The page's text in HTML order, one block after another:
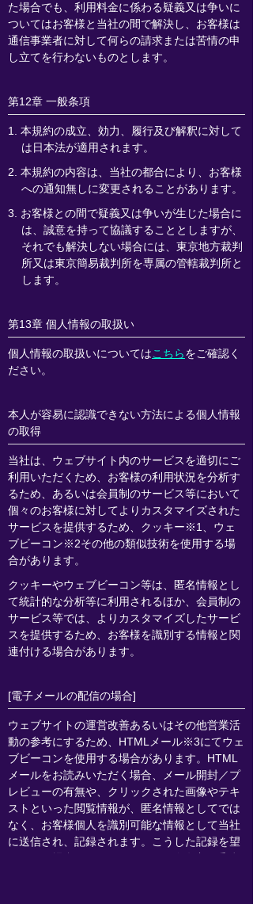
た場合でも、利用料金に係わる疑義又は争いに
ついてはお客様と当社の間で解決し、お客様は
通信事業者に対して何らの請求または苦情の申
し立てを行わないものとします。
第12章 一般条項
1. 本規約の成立、効力、履行及び解釈に対して
は日本法が適用されます。
2. 本規約の内容は、当社の都合により、お客様
への通知無しに変更されることがあります。
3. お客様との間で疑義又は争いが生じた場合に
は、誠意を持って協議することとしますが、
それでも解決しない場合には、東京地方裁判
所又は東京簡易裁判所を専属の管轄裁判所と
します。
第13章 個人情報の取扱い
個人情報の取扱いについてはこちらをご確認く
ださい。
本人が容易に認識できない方法による個人情報
の取得
当社は、ウェブサイト内のサービスを適切にご
利用いただくため、お客様の利用状況を分析す
るため、あるいは会員制のサービス等において
個々のお客様に対してよりカスタマイズされた
サービスを提供するため、クッキー※1、ウェ
ブビーコン※2その他の類似技術を使用する場
合があります。
クッキーやウェブビーコン等は、匿名情報とし
て統計的な分析等に利用されるほか、会員制の
サービス等では、よりカスタマイズしたサービ
スを提供するため、お客様を識別する情報と関
連付ける場合があります。
[電子メールの配信の場合]
ウェブサイトの運営改善あるいはその他営業活
動の参考にするため、HTMLメール※3にてウェ
ブビーコンを使用する場合があります。HTML
メールをお読みいただく場合、メール開封／プ
レビューの有無や、クリックされた画像やテキ
ストといった閲覧情報が、匿名情報としてでは
なく、お客様個人を識別可能な情報として当社
に送信され、記録されます。こうした記録を望